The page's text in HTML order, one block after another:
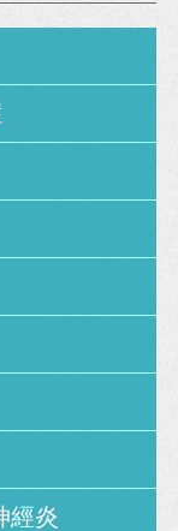
經炎